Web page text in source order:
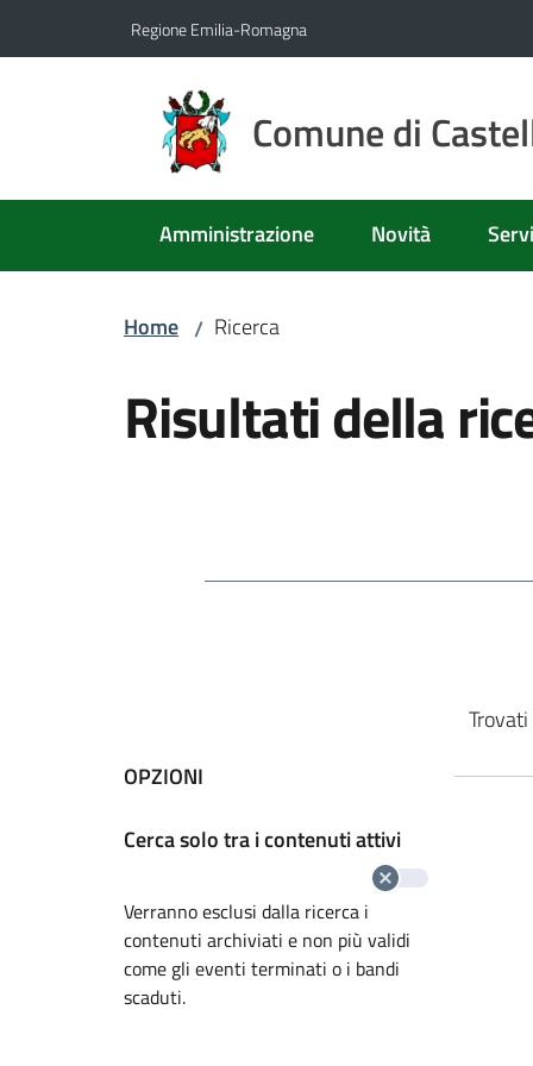
Regione Emilia-Romagna
Comune di
Amministrazione Novità
Home / Ricerca
Risultati della
OPZIONI
Cerca solo tra i contenuti attivi
Verranno esclusi dalla ricerca i
contenuti archiviati e non più validi
come gli eventi terminati o i bandi
scaduti.